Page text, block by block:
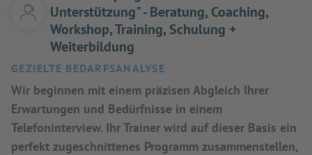
Unterstützung" - Beratung, Coaching,
Workshop, Training, Schulung +
Weiterbildung
GEZIELTE BEDARFSANALYSE
Wir beginnen mit einem präzisen Abgleich Ihrer
Erwartungen und Bedürfnisse in einem
Telefoninterview. Ihr Trainer wird auf dieser Basis ein
perfekt zugeschnittenes Programm zusammenstellen,